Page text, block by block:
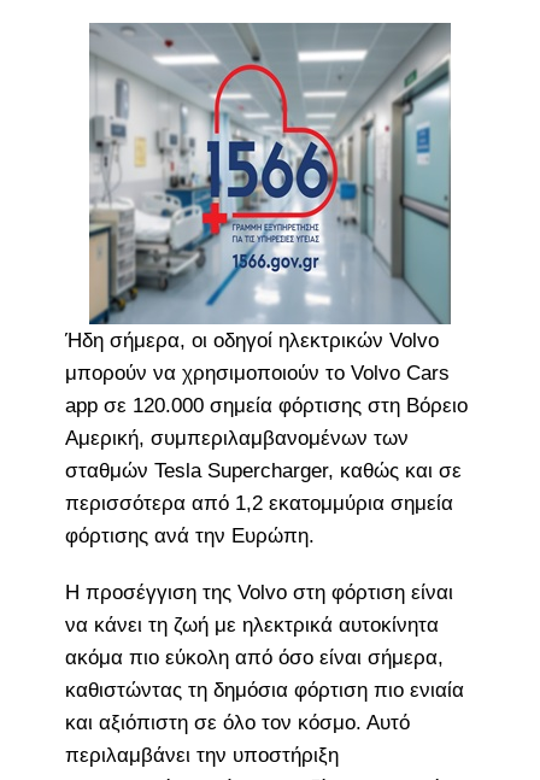
Ήδη σήμερα, οι οδηγοί ηλεκτρικών Volvo
μπορούν να χρησιμοποιούν το Volvo Cars
app σε 120.000 σημεία φόρτισης στη Βόρειο
Αμερική, συμπεριλαμβανομένων των
σταθμών Tesla Supercharger, καθώς και σε
περισσότερα από 1,2 εκατομμύρια σημεία
φόρτισης ανά την Ευρώπη.
Η προσέγγιση της Volvo στη φόρτιση είναι
να κάνει τη ζωή με ηλεκτρικά αυτοκίνητα
ακόμα πιο εύκολη από όσο είναι σήμερα,
καθιστώντας τη δημόσια φόρτιση πιο ενιαία
και αξιόπιστη σε όλο τον κόσμο. Αυτό
περιλαμβάνει την υποστήριξη